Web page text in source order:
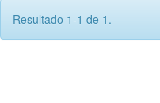
Resultado 1-1 de 1.